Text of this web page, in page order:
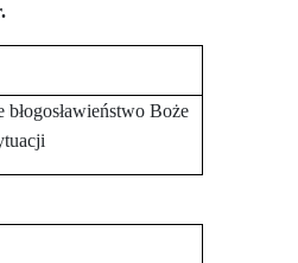
błogosławieństwo Boże